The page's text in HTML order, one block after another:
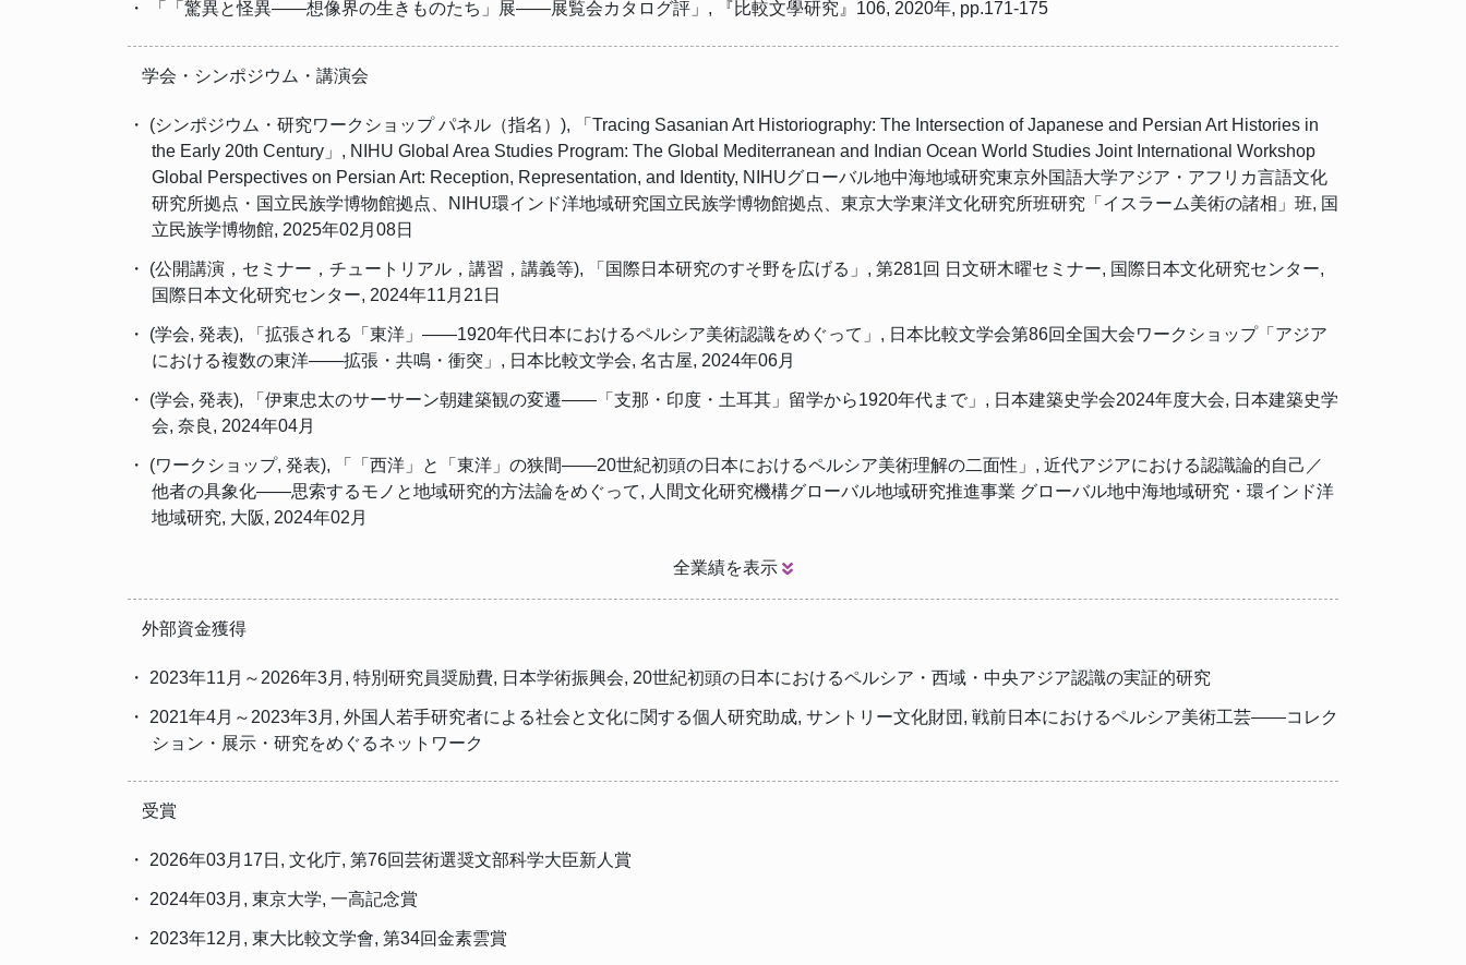
・ 「「驚異と怪異――想像界の生きものたち」展――展覧会カタログ評」, 『比較文學研究』106, 2020年, pp.171-175
学会・シンポジウム・講演会
・ (シンポジウム・研究ワークショップ パネル（指名）), 「Tracing Sasanian Art Historiography: The Intersection of Japanese and Persian Art Histories in
the Early 20th Century」, NIHU Global Area Studies Program: The Global Mediterranean and Indian Ocean World Studies Joint International Workshop
Global Perspectives on Persian Art: Reception, Representation, and Identity, NIHUグローバル地中海地域研究東京外国語大学アジア・アフリカ言語文化
研究所拠点・国立民族学博物館拠点、NIHU環インド洋地域研究国立民族学博物館拠点、東京大学東洋文化研究所班研究「イスラーム美術の諸相」班, 国
立民族学博物館, 2025年02月08日
・ (公開講演，セミナー，チュートリアル，講習，講義等), 「国際日本研究のすそ野を広げる」, 第281回 日文研木曜セミナー, 国際日本文化研究センター,
国際日本文化研究センター, 2024年11月21日
・ (学会, 発表), 「拡張される「東洋」――1920年代日本におけるペルシア美術認識をめぐって」, 日本比較文学会第86回全国大会ワークショップ「アジア
における複数の東洋――拡張・共鳴・衝突」, 日本比較文学会, 名古屋, 2024年06月
・ (学会, 発表), 「伊東忠太のサーサーン朝建築観の変遷――「⽀那・印度・⼟⽿其」留学から1920年代まで」, 日本建築史学会2024年度大会, 日本建築史学
会, 奈良, 2024年04月
・ (ワークショップ, 発表), 「「西洋」と「東洋」の狭間——20世紀初頭の日本におけるペルシア美術理解の二面性」, 近代アジアにおける認識論的自己／
他者の具象化――思索するモノと地域研究的方法論をめぐって, 人間文化研究機構グローバル地域研究推進事業 グローバル地中海地域研究・環インド洋
地域研究, 大阪, 2024年02月
全業績を表示
外部資金獲得
・ 2023年11月～2026年3月, 特別研究員奨励費, 日本学術振興会, 20世紀初頭の日本におけるペルシア・西域・中央アジア認識の実証的研究
・ 2021年4月～2023年3月, 外国人若手研究者による社会と文化に関する個人研究助成, サントリー文化財団, 戦前日本におけるペルシア美術工芸――コレク
ション・展示・研究をめぐるネットワーク
受賞
・ 2026年03月17日, 文化庁, 第76回芸術選奨文部科学大臣新人賞
・ 2024年03月, 東京大学, 一高記念賞
・ 2023年12月, 東大比較文学會, 第34回金素雲賞